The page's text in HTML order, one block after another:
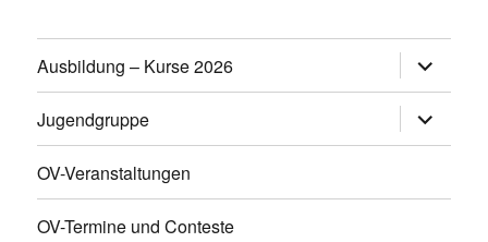
Ausbildung – Kurse 2026
öffnen
Jugendgruppe
öffnen
OV-Veranstaltungen
OV-Termine und Conteste